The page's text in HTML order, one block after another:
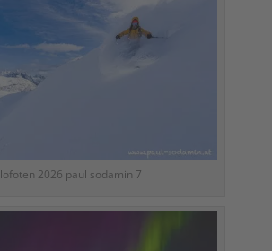
lofoten 2026 paul sodamin 7